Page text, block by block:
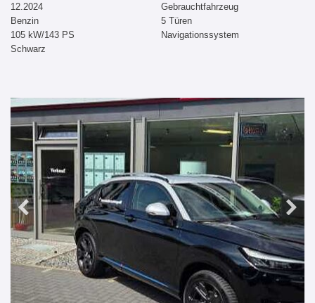
12.2024
Benzin
105 kW/143 PS
Schwarz
Gebrauchtfahrzeug
5 Türen
Navigationssystem